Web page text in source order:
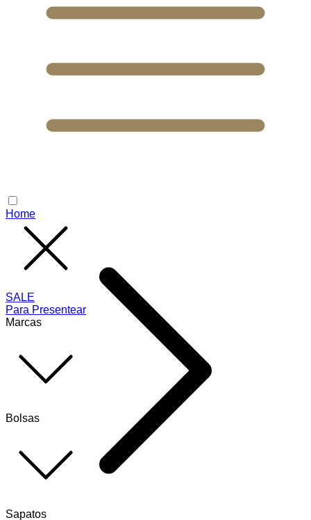
SALE
Para Presentear
Marcas
Bolsas
Sapatos
Home